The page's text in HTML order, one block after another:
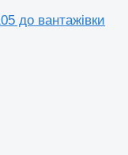
до вантажівки